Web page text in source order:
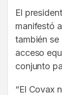
El
manifestó
también se
acceso
conjunto
“El Covax